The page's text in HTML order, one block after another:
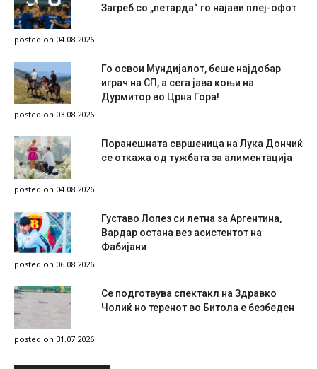
Загреб со „петарда“ го најави плеј-офот
posted on 04.08.2026
Го освои Мундијалот, беше најдобар
играч на СП, а сега јава коњи на
Дурмитор во Црна Гора!
posted on 03.08.2026
Поранешната свршеница на Лука Дончиќ
се откажа од тужбата за алиментација
posted on 04.08.2026
Густаво Лопез си летна за Аргентина,
Вардар остана вез асистентот на
Фабијани
posted on 06.08.2026
Се подготвува спектакл на Здравко
Чолиќ но теренот во Битола е безбеден
posted on 31.07.2026